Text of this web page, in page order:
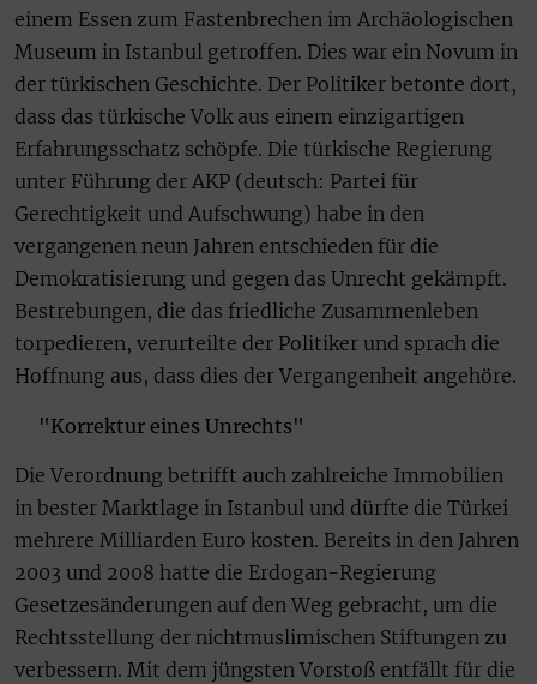
einem Essen zum Fastenbrechen im Archäologischen
Museum in Istanbul getroffen. Dies war ein Novum in
der türkischen Geschichte. Der Politiker betonte dort,
dass das türkische Volk aus einem einzigartigen
Erfahrungsschatz schöpfe. Die türkische Regierung
unter Führung der AKP (deutsch: Partei für
Gerechtigkeit und Aufschwung) habe in den
vergangenen neun Jahren entschieden für die
Demokratisierung und gegen das Unrecht gekämpft.
Bestrebungen, die das friedliche Zusammenleben
torpedieren, verurteilte der Politiker und sprach die
Hoffnung aus, dass dies der Vergangenheit angehöre.
"Korrektur eines Unrechts"
Die Verordnung betrifft auch zahlreiche Immobilien
in bester Marktlage in Istanbul und dürfte die Türkei
mehrere Milliarden Euro kosten. Bereits in den Jahren
2003 und 2008 hatte die Erdogan-Regierung
Gesetzesänderungen auf den Weg gebracht, um die
Rechtsstellung der nichtmuslimischen Stiftungen zu
verbessern. Mit dem jüngsten Vorstoß entfällt für die